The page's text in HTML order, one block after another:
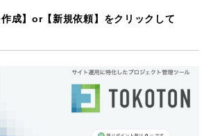
作成】or【新規依頼】をクリックして